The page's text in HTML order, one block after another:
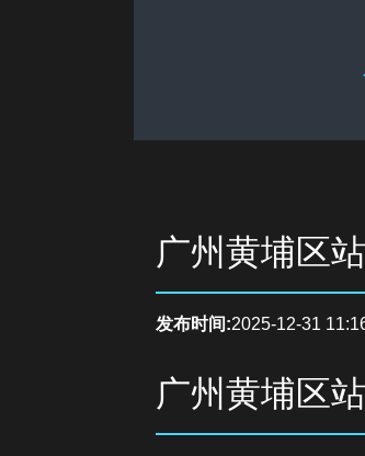
广州黄埔区
发布时间:2025-12-31
广州黄埔区